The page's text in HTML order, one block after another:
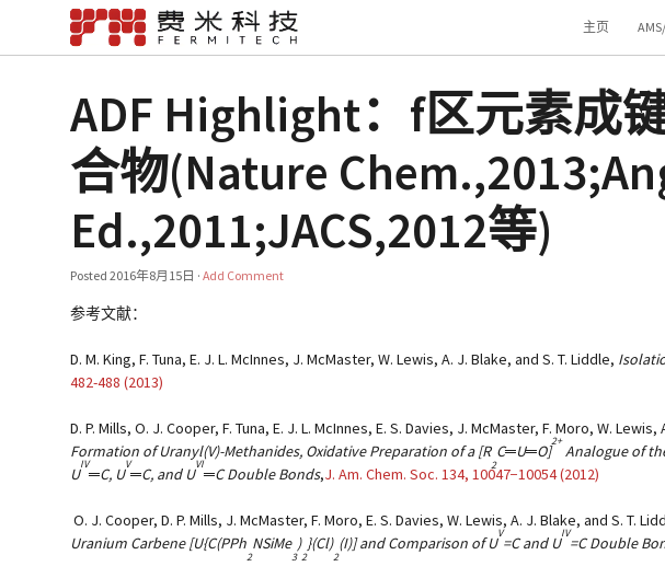
主页
ADF Highlight：f区元素成
合物(Nature
Ed.,2011;JACS,2012等)
Posted2016年8月15日 ·Add Comment
参考文献：
D. M. King, F. Tuna, E. J. L. McInnes, J. McMaster, W. Lewis, A. J. Blake, and S. T. Liddle,
482-488 (2013)
D. P. Mills, O. J. Cooper, F. Tuna, E. J. L. McInnes, E. S. Davies, J. McMaster, F. Moro, W.
Formation of Uranyl(V)-Methanides, Oxidative Preparation of a [R
2
C═U═O]
2+
Analogue of
U
IV
═C, U
V
═C, and U
VI
═C Double Bonds,J. Am. Chem. Soc.134, 10047−10054 (2012)
O. J. Cooper, D. P. Mills, J. McMaster, F. Moro, E. S. Davies, W. Lewis, A. J. Blake, and S. T.
Uranium Carbene [U{C(PPh
2
NSiMe
3
)
2
}(Cl)
2
(I)] and Comparison of U
V
=C and U
IV
=C Double